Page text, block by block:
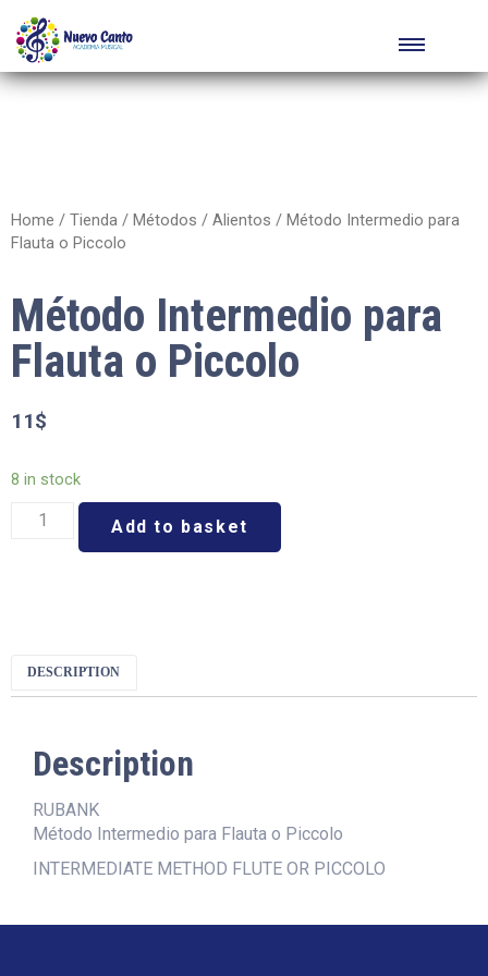
Home / Tienda / Métodos / Alientos / Método Intermedio para
Flauta o Piccolo
Método Intermedio para
Flauta o Piccolo
11$
8 in stock
Add to basket
DESCRIPTION
Description
RUBANK
Método Intermedio para Flauta o Piccolo
INTERMEDIATE METHOD FLUTE OR PICCOLO